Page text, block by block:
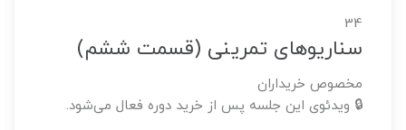
34
سناریوهای تمرینی (قسمت ششم)
مخصوص خریداران
🔒 ویدئوی این جلسه پس از خرید دوره فعال می‌شود.